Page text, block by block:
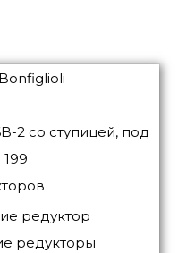
редукторы